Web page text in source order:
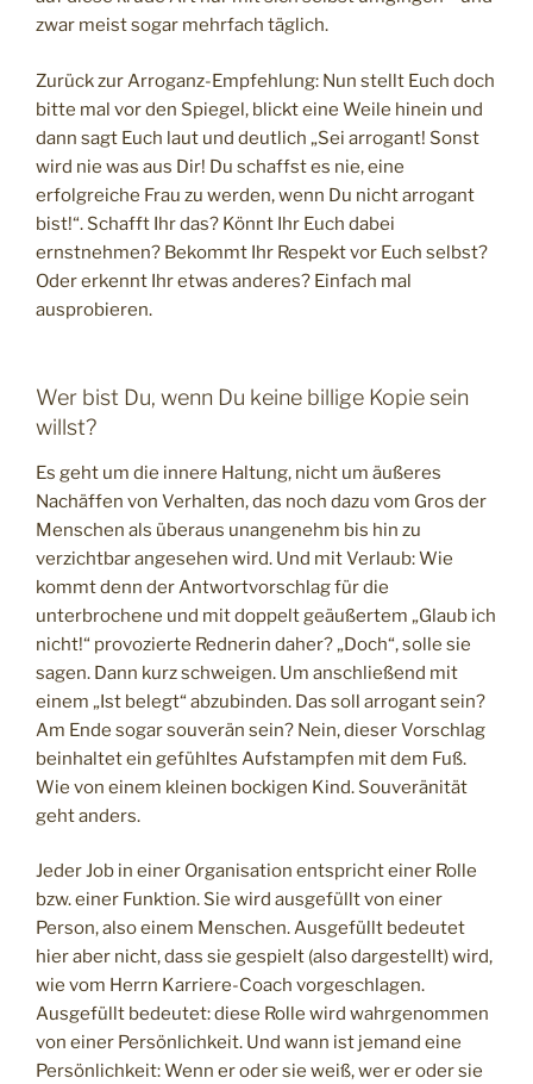
zwar meist sogar mehrfach täglich.
Zurück zur Arroganz-Empfehlung: Nun stellt Euch doch
bitte mal vor den Spiegel, blickt eine Weile hinein und
dann sagt Euch laut und deutlich „Sei arrogant! Sonst
wird nie was aus Dir! Du schaffst es nie, eine
erfolgreiche Frau zu werden, wenn Du nicht arrogant
bist!“. Schafft Ihr das? Könnt Ihr Euch dabei
ernstnehmen? Bekommt Ihr Respekt vor Euch selbst?
Oder erkennt Ihr etwas anderes? Einfach mal
ausprobieren.
Wer bist Du, wenn Du keine billige Kopie sein
willst?
Es geht um die innere Haltung, nicht um äußeres
Nachäffen von Verhalten, das noch dazu vom Gros der
Menschen als überaus unangenehm bis hin zu
verzichtbar angesehen wird. Und mit Verlaub: Wie
kommt denn der Antwortvorschlag für die
unterbrochene und mit doppelt geäußertem „Glaub ich
nicht!“ provozierte Rednerin daher? „Doch“, solle sie
sagen. Dann kurz schweigen. Um anschließend mit
einem „Ist belegt“ abzubinden. Das soll arrogant sein?
Am Ende sogar souverän sein? Nein, dieser Vorschlag
beinhaltet ein gefühltes Aufstampfen mit dem Fuß.
Wie von einem kleinen bockigen Kind. Souveränität
geht anders.
Jeder Job in einer Organisation entspricht einer Rolle
bzw. einer Funktion. Sie wird ausgefüllt von einer
Person, also einem Menschen. Ausgefüllt bedeutet
hier aber nicht, dass sie gespielt (also dargestellt) wird,
wie vom Herrn Karriere-Coach vorgeschlagen.
Ausgefüllt bedeutet: diese Rolle wird wahrgenommen
von einer Persönlichkeit. Und wann ist jemand eine
Persönlichkeit: Wenn er oder sie weiß, wer er oder sie